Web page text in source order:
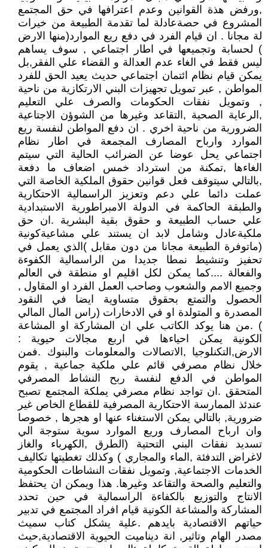
,ورفض هذة القوانين وعدم اعترافها في حق المجتمع
المشروع في حصةعادلة لما تقدمة الطبيعة من خيرات
لة مجانا . ان قيام الفرد في دفع ريع الموارد(منها الارض
) لحسابة وتجميعها في اطار اجتماعي , سوف يساهم
ليس فقط في الغاء عدم العدالة و القضاء علي الفقر,بل
يمكن قيام نظام ائتمان اجتماعي حديث يعيد الحق للفرد
المواطن , عبر تمويل تجهيزات البني الارتكازية من ناحية
, وتمويل نفقات الحكومات والصرف علي التعليم
,الرعاية الصحية ,التقاعد وغيرها من الشوؤن الاجتاعية
الضرورية من ناحية اخري . ان دفع المواطن لنفسة ريع
الموارد وارباح المصارف المجمعة في اطار نظام
اجتماعي يحل عوضا عن الضرائب الحالية التي سيتم
الغاءها ,تمكنة من استرداد خمس اضعاف ما دفعة
,بالتالي سيتوقف فعل قوانين حقوق الملكية الخاصة التي
عملت دائما علي دعم وتعزيز الراسمالية الاحتكارية
والطبقة الحاكمة في الدولة الامبراطورية الاستبدادية
علي حساب الطبيعة و حقوق بقية البشرية .ان حق
ملكيةعادل وشامل لابد ان يستند علي مشاعيةكونية
(ماتوفرة الطبيعة مجانا من دون مقابل )الذي يعمل في
تحفيز وتنشيط نمطا جديدا من الراسمالية الكفوءة
والفعالة ....كما يمكن لكل اقليم او منطقة في العالم
وجميع الامم والشعوب وصاحب العمل الفرد او المقاول ,
الحصول والتمتع بحقوق متساوية ايضا في النقود
المصدرة و المتولدة او في الادخارات (راس المال المالي
) .من هنا يوكد الكاتب علي ان المشاركة او المشاعة
الكونية يمكن احياءها في اربع مجالات حيوية :
الارض,التكنلوجيا ,الاتصالات والمعلومات والبنوك .فمن
خلال نظام مصرفي قائم علي ملكية جماعية , يقوم
المواطن في الدفع لنفسة ربح النشاط المصرفي
المتحقق .ان تواجد نظام مصرفي يملكة المجتمع تصبح
عندئذ الممارسة الاحتكارية المصرفية للقطاع الخاص غير
ضرورية, بالتالي يمكن الاستغناء عنها او هجرها , خصوصا
وان ارباح المصارف وريع الموارد سوية ستوجة الي
تسديد نفقات البني التحتية (الطرق ,الكهرباء والغاز
لاغراض التدفئة ,الماء والمجاري ) وكذلك تغطيتها تكاليف
الخدمات الاجتماعية, وتمويل نفقات النشاطات الحكومية
والتعليم والصحة والتقاعد وغيرها. هذا ويمكن ان يحتفظ
الانتاج والتوزيع بالكفاءة الراسمالية في حين تحدد
المشاركة والمشاعة الكونية قيام افراد المجتمع في تدبير
حياتهم الاقتصادية بايدهم .علية يشكل كتاب سميث
مصدر الهام وتاثير, انة ديناميت الحيوية الاقتصادية,حيث